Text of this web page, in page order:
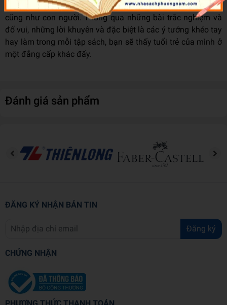
sống “xanh” và thỏa sức “vẫy vùng” khám phá cuộc sống
cũng như con người. Thông qua những bài trắc nghiệm và
đố vui, những lời khuyên và đặc biệt là các ý tưởng khéo tay
hay làm trong mỗi tập sách, bạn sẽ thấy tuổi trẻ của mình ở
một đẳng cấp khác đấy.
Đánh giá sản phẩm
ĐĂNG KÝ NHẬN BẢN TIN
Đăng ký
CHỨNG NHẬN